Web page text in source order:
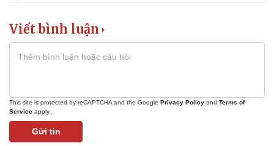
Viết bình luận
This site is protected by reCAPTCHA and the Google Privacy Policy and Terms of
Service apply.
Gửi tin